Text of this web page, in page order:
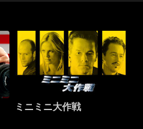
ミニミニ大作戦